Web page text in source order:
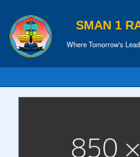
SMAN 1
Where Tomorrow's